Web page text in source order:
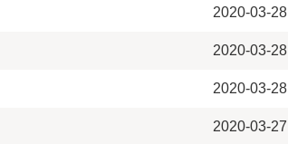
2020-03-28
2020-03-28
2020-03-28
2020-03-27